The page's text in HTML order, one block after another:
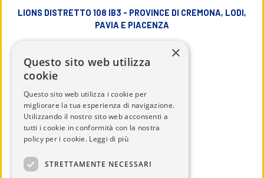
LIONS DISTRETTO 108 IB3 - PROVINCE DI CREMONA, LODI,
PAVIA E PIACENZA
CHI SIAMO
IL DISTRETTO
×
Questo sito web utilizza
cookie
Questo sito web utilizza i cookie per
migliorare la tua esperienza di navigazione.
Utilizzando il nostro sito web acconsenti a
tutti i cookie in conformità con la nostra
policy per i cookie. Leggi di più
STRETTAMENTE NECESSARI